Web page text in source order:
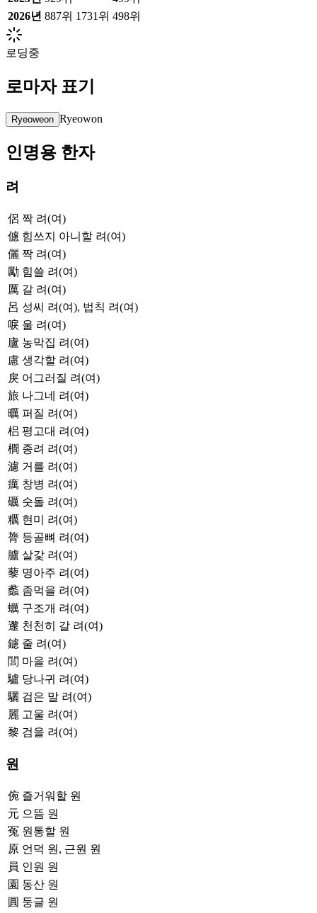
2026년 887위 1731위 498위
로딩중
로마자 표기
Ryeoweon Ryeowon
인명용 한자
려
侶 짝 려(여)
儢 힘쓰지 아니할 려(여)
儷 짝 려(여)
勵 힘쓸 려(여)
厲 갈 려(여)
呂 성씨 려(여), 법칙 려(여)
唳 울 려(여)
廬 농막집 려(여)
慮 생각할 려(여)
戾 어그러질 려(여)
旅 나그네 려(여)
曞 퍼질 려(여)
梠 평고대 려(여)
櫚 종려 려(여)
濾 거를 려(여)
癘 창병 려(여)
礪 숫돌 려(여)
糲 현미 려(여)
膂 등골뼈 려(여)
臚 살갗 려(여)
藜 명아주 려(여)
蠡 좀먹을 려(여)
蠣 구조개 려(여)
邌 천천히 갈 려(여)
鑢 줄 려(여)
閭 마을 려(여)
驢 당나귀 려(여)
驪 검은 말 려(여)
麗 고울 려(여)
黎 검을 려(여)
원
倇 즐거워할 원
元 으뜸 원
冤 원통할 원
原 언덕 원, 근원 원
員 인원 원
園 동산 원
圓 둥글 원